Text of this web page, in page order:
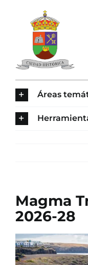
contenido
TURISMO
CONTACTO
Áreas
Magma
2026-28